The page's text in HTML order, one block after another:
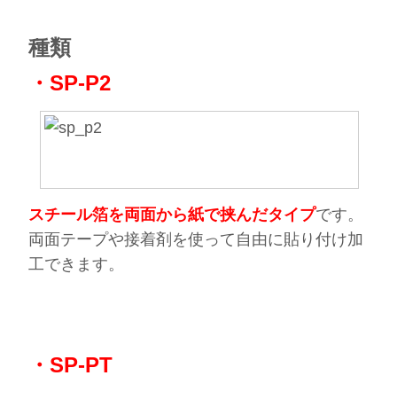
種類
・SP-P2
スチール箔を両面から紙で挟んだタイプです。
両面テープや接着剤を使って自由に貼り付け加
工できます。
・SP-PT